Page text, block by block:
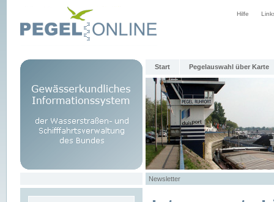
Hilfe
Start Pegelauswahl über Karte
Newsletter